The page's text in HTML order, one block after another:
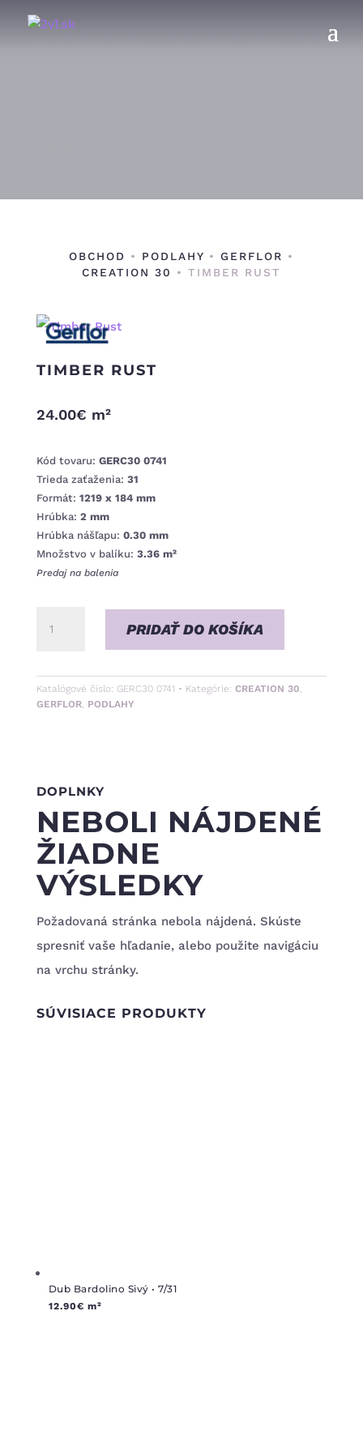
OBCHOD • PODLAHY • GERFLOR •
CREATION 30
• TIMBER RUST
TIMBER RUST
24.00€ m²
Kód tovaru: GERC30 0741
Trieda zaťaženia: 31
Formát: 1219 x 184 mm
Hrúbka: 2 mm
Hrúbka nášľapu: 0.30 mm
Množstvo v balíku: 3.36 m²
Predaj na balenia
PRIDAŤ DO KOŠÍKA
Katalógové číslo: GERC30 0741 Kategórie: CREATION 30,
GERFLOR, PODLAHY
DOPLNKY
NEBOLI NÁJDENÉ
ŽIADNE
VÝSLEDKY
Požadovaná stránka nebola nájdená. Skúste
spresniť vaše hľadanie, alebo použite navigáciu
na vrchu stránky.
SÚVISIACE PRODUKTY
Dub Bardolino Sivý • 7/31
12.90€ m²